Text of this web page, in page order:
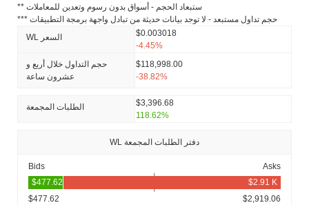
** ستبعاد الحجم - أسواق بدون رسوم وتعدين للمعاملات
*** حجم تداول مستبعد - لا توجد بيانات حديثة من تبادل واجهة برمجة التطبيقات
WL السعر
$0.003018
-4.45%
حجم التداول خلال أربع و
عشرون ساعة
$118,998.00
-38.82%
الطلبات المجمعة
$3,396.68
118.62%
WL دفتر الطلبات المجمعة
Bids Asks
$477.62
$2,919.06